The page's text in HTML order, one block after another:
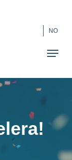
NO
Close